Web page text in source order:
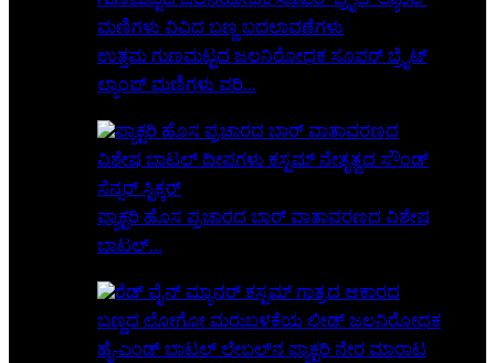
ಉತ್ತಮ ಗುಣಮಟ್ಟದ ಜಲನಿರೋಧಕ ಸೂಪರ್ ಬ್ರೈಟ್
ಲ್ಯಾಂಪ್ ಮಣಿಗಳು ವರಿ...
ಫ್ಯಾಕ್ಟರಿ ಹೊಸ ಪ್ರಚಾರದ ಬಾರ್ ವಾತಾವರಣದ ವಿಶೇಷ
ಬಾಟಲ್...